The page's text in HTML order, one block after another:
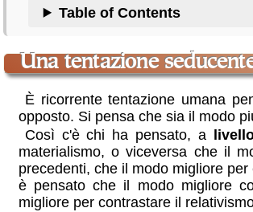
Table of Contents
una tentazione
È ricorrente tentazione umana
opposto. Si pensa che sia il modo
Così c'è chi ha pensato, a
materialismo, o viceversa che il
precedenti, che il modo migliore
è pensato che il modo migliore
migliore per contrastare il